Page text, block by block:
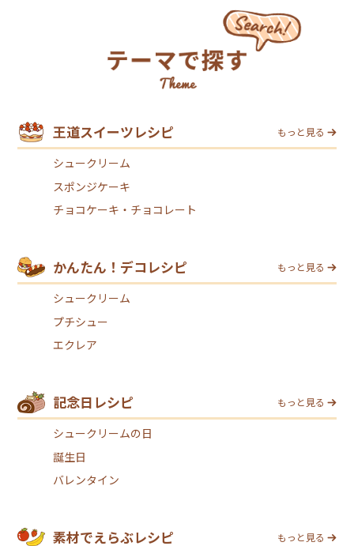
王道スイーツレシピ もっと見る
シュークリーム
スポンジケーキ
チョコケーキ・チョコレート
かんたん！デコレシピ もっと見る
シュークリーム
プチシュー
エクレア
記念日レシピ もっと見る
シュークリームの日
誕生日
バレンタイン
素材でえらぶレシピ もっと見る